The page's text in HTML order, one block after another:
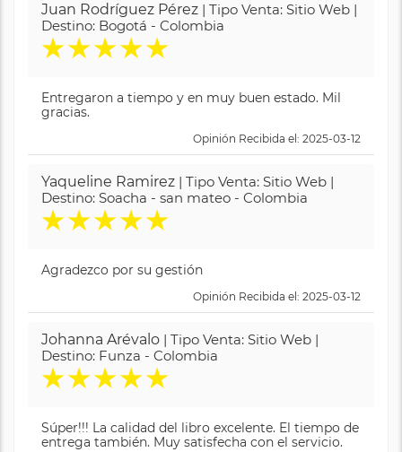
Juan Rodríguez Pérez | Tipo Venta: Sitio Web |
Destino: Bogotá - Colombia
★★★★★
Entregaron a tiempo y en muy buen estado. Mil
gracias.
Opinión Recibida el: 2025-03-12
Yaqueline Ramirez | Tipo Venta: Sitio Web |
Destino: Soacha - san mateo - Colombia
★★★★★
Agradezco por su gestión
Opinión Recibida el: 2025-03-12
Johanna Arévalo | Tipo Venta: Sitio Web |
Destino: Funza - Colombia
★★★★★
Súper!!! La calidad del libro excelente. El tiempo de
entrega también. Muy satisfecha con el servicio.